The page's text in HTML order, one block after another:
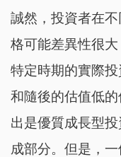
誠然，投資者在
格可能差異性很
特定時期的實際
和隨後的估值低
出是優質成長型
成部分。但是，